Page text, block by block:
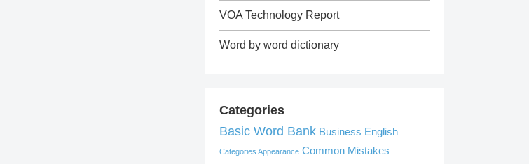
VOA Technology Report
Word by word dictionary
Categories
Basic Word Bank Business English
Categories Appearance Common Mistakes